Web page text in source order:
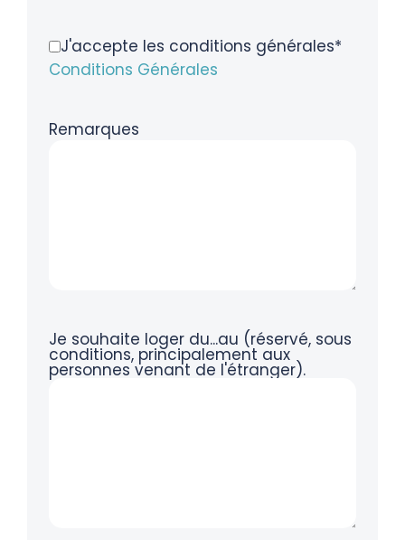
J'accepte les conditions générales*
Conditions Générales
Remarques
Je souhaite loger du...au (réservé, sous
conditions, principalement aux
personnes venant de l'étranger).